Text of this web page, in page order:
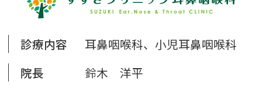
診療内容
耳鼻咽喉科、小児耳鼻咽喉科
院長
鈴木 洋平